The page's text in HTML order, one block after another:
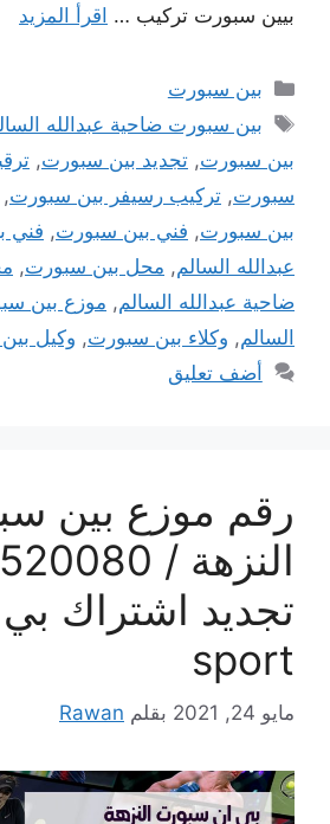
بيين سبورت تركيب … اقرأ المزيد
التصنيفات
بين سبورت
الوسوم
بين سبورت ضاحية عبدالله
بين سبورت, تجديد بين سبورت,
سبورت, تركيب رسيفر بين سبورت,
بين سبورت, فني بين سبورت, فني
عبدالله السالم, محل بين سبورت,
ضاحية عبدالله السالم, موزع بين
السالم, وكلاء بين سبورت, وكيل
أضف تعليق
رقم موزع بين
sport
مايو 24, 2021 بقلم Rawan